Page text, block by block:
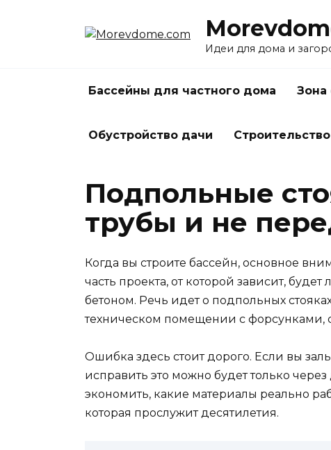
Идеи для дома и
Бассейны для частного дома Зона
Обустройство дачи
Подпольные
трубы и не
Когда вы строите бассейн, основное
часть проекта, от которой зависит,
бетоном. Речь идет о подпольных
техническом помещении с
Ошибка здесь стоит дорого. Если вы
исправить это можно будет только
экономить, какие материалы реально
которая прослужит десятилетия.